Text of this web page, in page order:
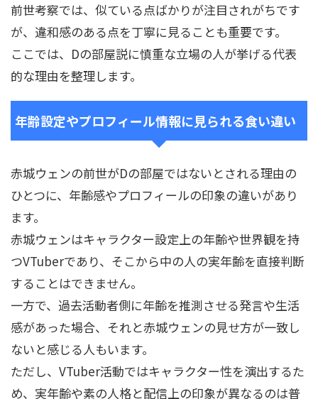
前世考察では、似ている点ばかりが注目されがちです
が、違和感のある点を丁寧に見ることも重要です。
ここでは、Dの部屋説に慎重な立場の人が挙げる代表
的な理由を整理します。
年齢設定やプロフィール情報に見られる食い違い
赤城ウェンの前世がDの部屋ではないとされる理由の
ひとつに、年齢感やプロフィールの印象の違いがあり
ます。
赤城ウェンはキャラクター設定上の年齢や世界観を持
つVTuberであり、そこから中の人の実年齢を直接判断
することはできません。
一方で、過去活動者側に年齢を推測させる発言や生活
感があった場合、それと赤城ウェンの見せ方が一致し
ないと感じる人もいます。
ただし、VTuber活動ではキャラクター性を演出するた
め、実年齢や素の人格と配信上の印象が異なるのは普